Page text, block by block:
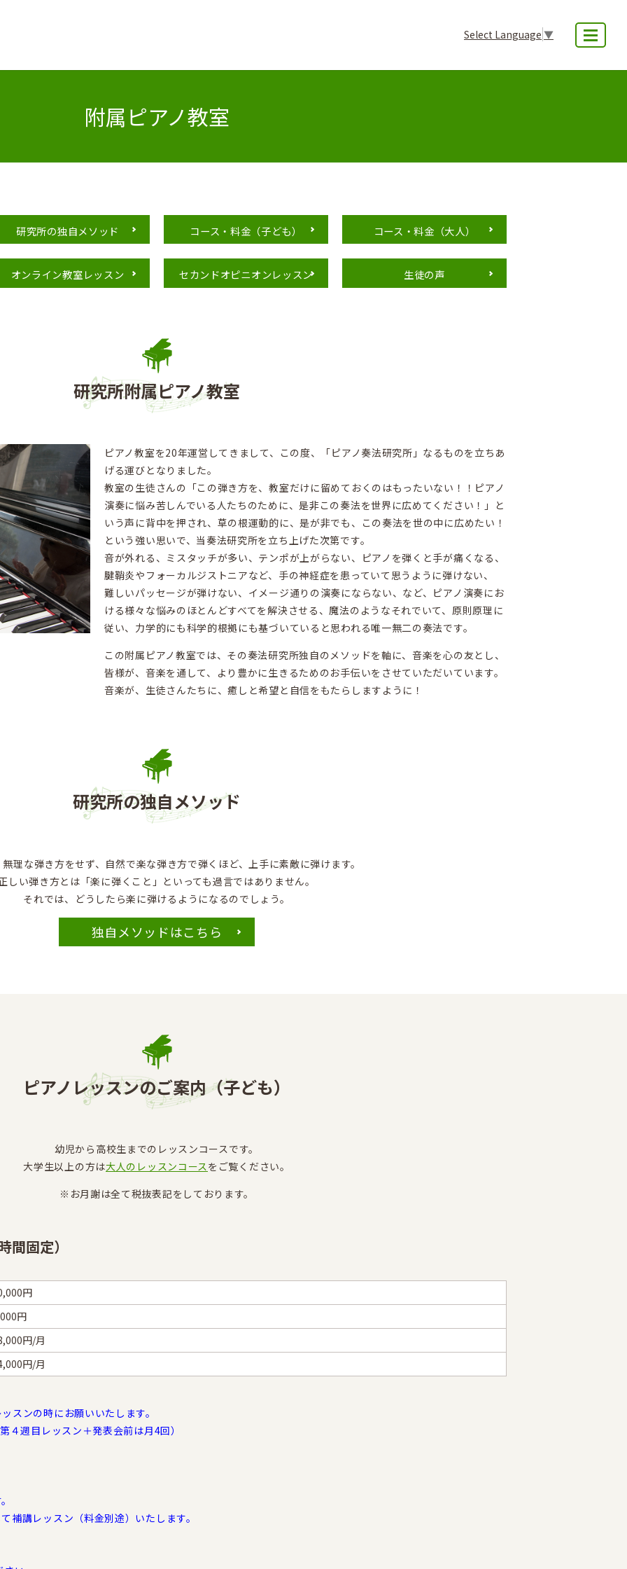
Select Language ▼
附属ピアノ教室
研究所の独自メソッド コース・料金（子ども） コース・料金（大人）
オンライン教室レッスン セカンドオピニオンレッスン 生徒の声
研究所附属ピアノ教室
ピアノ教室を20年運営してきまして、この度、「ピアノ奏法研究所」なるものを立ちあ
げる運びとなりました。
教室の生徒さんの「この弾き方を、教室だけに留めておくのはもったいない！！ピアノ
演奏に悩み苦しんでいる人たちのために、是非この奏法を世界に広めてください！」と
いう声に背中を押され、草の根運動的に、是が非でも、この奏法を世の中に広めたい！
という強い思いで、当奏法研究所を立ち上げた次第です。
音が外れる、ミスタッチが多い、テンポが上がらない、ピアノを弾くと手が痛くなる、
腱鞘炎やフォーカルジストニアなど、手の神経症を患っていて思うように弾けない、
難しいパッセージが弾けない、イメージ通りの演奏にならない、など、ピアノ演奏にお
ける様々な悩みのほとんどすべてを解決させる、魔法のようなそれでいて、原則原理に
従い、力学的にも科学的根拠にも基づいていると思われる唯一無二の奏法です。
この附属ピアノ教室では、その奏法研究所独自のメソッドを軸に、音楽を心の友とし、
皆様が、音楽を通して、より豊かに生きるためのお手伝いをさせていただいています。
音楽が、生徒さんたちに、癒しと希望と自信をもたらしますように！
研究所の独自メソッド
理な弾き方をせず、自然で楽な弾き方で弾くほど、上手に素敵に弾けます。
しい弾き方とは「楽に弾くこと」といっても過言ではありません。
それでは、どうしたら楽に弾けるようになるのでしょう。
独自メソッドはこちら
ピアノレッスンのご案内（子ども）
幼児から高校生までのレッスンコースです。
大学生以上の方は大人のレッスンコースをご覧ください。
※お月謝は全て税抜表記をしております。
間固定）
円
円
円/月
円/月
スンの時にお願いいたします。
週目レッスン＋発表会前は月4回）
講レッスン（料金別途）いたします。